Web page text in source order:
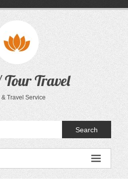
Travel
& Travel Service
Search